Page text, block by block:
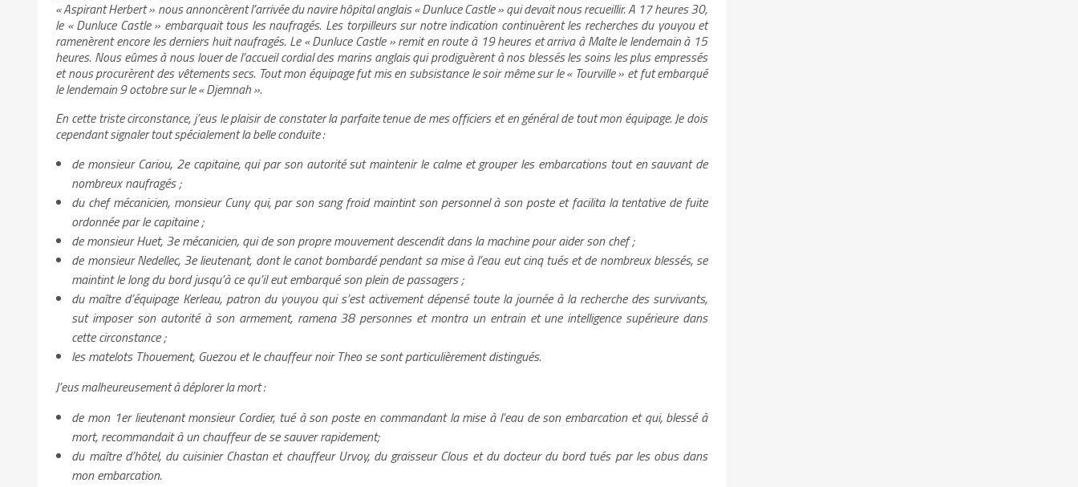
« Aspirant Herbert » nous annoncèrent l’arrivée du navire hôpital anglais « Dunluce Castle » qui devait nous recueillir. A 17 heures 30,
le « Dunluce Castle » embarquait tous les naufragés. Les torpilleurs sur notre indication continuèrent les recherches du youyou et
ramenèrent encore les derniers huit naufragés. Le « Dunluce Castle » remit en route à 19 heures et arriva à Malte le lendemain à 15
heures. Nous eûmes à nous louer de l’accueil cordial des marins anglais qui prodiguèrent à nos blessés les soins les plus empressés
et nous procurèrent des vêtements secs. Tout mon équipage fut mis en subsistance le soir même sur le « Tourville » et fut embarqué
le lendemain 9 octobre sur le « Djemnah ».
En cette triste circonstance, j’eus le plaisir de constater la parfaite tenue de mes officiers et en général de tout mon équipage. Je dois
cependant signaler tout spécialement la belle conduite :
de monsieur Cariou, 2e capitaine, qui par son autorité sut maintenir le calme et grouper les embarcations tout en sauvant de
nombreux naufragés ;
du chef mécanicien, monsieur Cuny qui, par son sang froid maintint son personnel à son poste et facilita la tentative de fuite
ordonnée par le capitaine ;
de monsieur Huet, 3e mécanicien, qui de son propre mouvement descendit dans la machine pour aider son chef ;
de monsieur Nedellec, 3e lieutenant, dont le canot bombardé pendant sa mise à l’eau eut cinq tués et de nombreux blessés, se
maintint le long du bord jusqu’à ce qu’il eut embarqué son plein de passagers ;
du maître d’équipage Kerleau, patron du youyou qui s’est activement dépensé toute la journée à la recherche des survivants,
sut imposer son autorité à son armement, ramena 38 personnes et montra un entrain et une intelligence supérieure dans
cette circonstance ;
les matelots Thouement, Guezou et le chauffeur noir Theo se sont particulièrement distingués.
J’eus malheureusement à déplorer la mort :
de mon 1er lieutenant monsieur Cordier, tué à son poste en commandant la mise à l’eau de son embarcation et qui, blessé à
mort, recommandait à un chauffeur de se sauver rapidement;
du maître d’hôtel, du cuisinier Chastan et chauffeur Urvoy, du graisseur Clous et du docteur du bord tués par les obus dans
mon embarcation.